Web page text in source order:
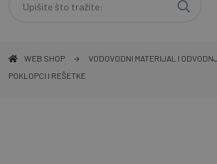
WEB SHOP
VODOVODNI MATERIJAL I
POKLOPCI I REŠETKE